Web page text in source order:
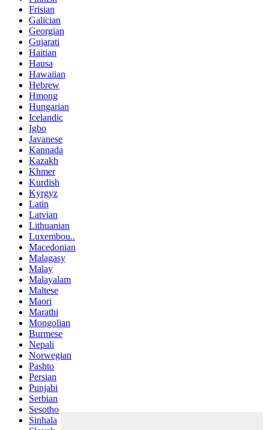
Frisian
Galician
Georgian
Gujarati
Haitian
Hausa
Hawaiian
Hebrew
Hmong
Hungarian
Icelandic
Igbo
Javanese
Kannada
Kazakh
Khmer
Kurdish
Kyrgyz
Latin
Latvian
Lithuanian
Luxembou..
Macedonian
Malagasy
Malay
Malayalam
Maltese
Maori
Marathi
Mongolian
Burmese
Nepali
Norwegian
Pashto
Persian
Punjabi
Serbian
Sesotho
Sinhala